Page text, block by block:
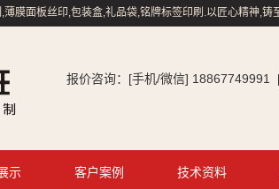
膜面板丝印,包装盒,礼品袋,铭牌标签印刷.以匠心精神,铸
报价咨询：[手机/微信] 18867749991
示 客户案例 技术资料